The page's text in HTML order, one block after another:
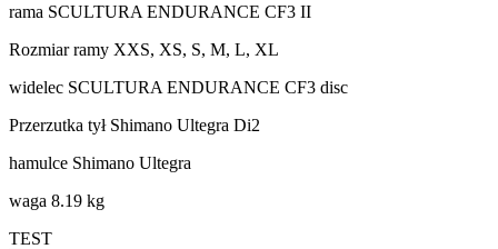
rama SCULTURA ENDURANCE CF3 II
Rozmiar ramy XXS, XS, S, M, L, XL
widelec SCULTURA ENDURANCE CF3 disc
Przerzutka tył Shimano Ultegra Di2
hamulce Shimano Ultegra
waga 8.19 kg
TEST